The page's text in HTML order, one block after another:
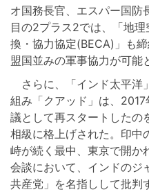
オ国務長官、エスパー国防
目の2プラス2では、「地
換・協力協定(BECA)」も
盟国並みの軍事協力が可能
さらに、「インド太平洋
組み「クアッド」は、2017
議として再スタートしたの
相級に格上げされた。印中
峙が続く最中、東京で開
会談において、インドのジ
共産党」を名指しして批判